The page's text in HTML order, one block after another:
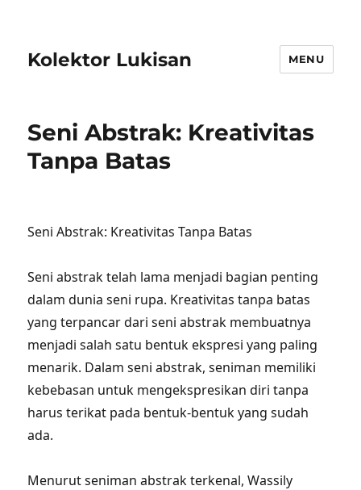
Kolektor Lukisan MENU
Seni Abstrak: Kreativitas
Tanpa Batas
Seni Abstrak: Kreativitas Tanpa Batas
Seni abstrak telah lama menjadi bagian penting
dalam dunia seni rupa. Kreativitas tanpa batas
yang terpancar dari seni abstrak membuatnya
menjadi salah satu bentuk ekspresi yang paling
menarik. Dalam seni abstrak, seniman memiliki
kebebasan untuk mengekspresikan diri tanpa
harus terikat pada bentuk-bentuk yang sudah
ada.
Menurut seniman abstrak terkenal, Wassily